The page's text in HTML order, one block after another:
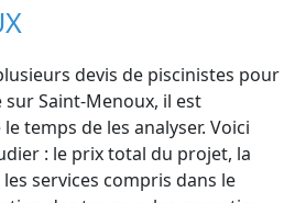
devis de piscinistes pour
Saint-Menoux, il est
temps de les analyser. Voici
: le prix total du projet, la
services compris dans le